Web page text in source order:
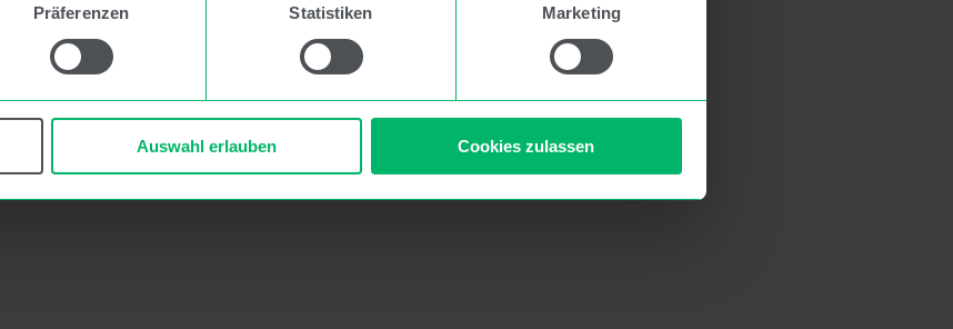
Präferenzen Statistiken Marketing
Auswahl erlauben Cookies zulassen
Programme &
Projekte
Blog
78465 Insel Mainau
Deutschland
Tel. +49 7531 303 357
Datenschutz